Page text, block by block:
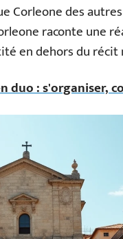
des
raconte une
en dehors du récit
duo : s'organiser,